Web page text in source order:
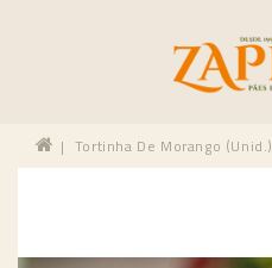
Tortinha De Morango (unid.)